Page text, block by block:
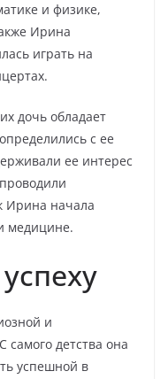
и физике,
Ирина
играть на
дочь обладает
с ее
ее интерес
Ирина начала
медицине.
и
детства она
успешной в